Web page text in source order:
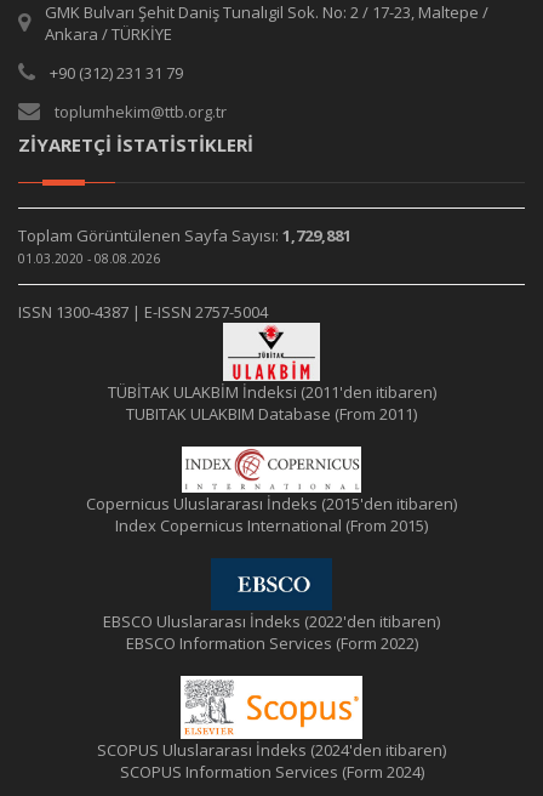
GMK Bulvarı Şehit Daniş Tunalıgil Sok. No: 2 / 17-23, Maltepe /
Ankara / TÜRKİYE
+90 (312) 231 31 79
toplumhekim@ttb.org.tr
ZİYARETÇİ İSTATİSTİKLERİ
Toplam Görüntülenen Sayfa Sayısı: 1,729,881
01.03.2020 - 08.08.2026
ISSN 1300-4387 | E-ISSN 2757-5004
TÜBİTAK ULAKBİM İndeksi (2011'den itibaren)
TUBITAK ULAKBIM Database (From 2011)
Copernicus Uluslararası İndeks (2015'den itibaren)
Index Copernicus International (From 2015)
EBSCO Uluslararası İndeks (2022'den itibaren)
EBSCO Information Services (Form 2022)
SCOPUS Uluslararası İndeks (2024'den itibaren)
SCOPUS Information Services (Form 2024)